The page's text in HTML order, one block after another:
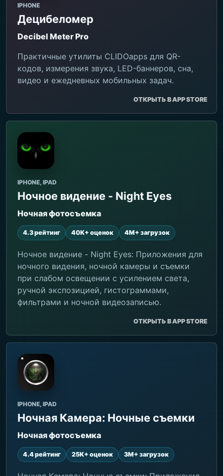
IPHONE
Децибеломер
Decibel Meter Pro
Практичные утилиты CLIDOapps для QR-
кодов, измерения звука, LED-баннеров, сна,
видео и ежедневных мобильных задач.
ОТКРЫТЬ В APP STORE
IPHONE, IPAD
Ночное видение - Night Eyes
Ночная фотосъемка
4.3 рейтинг 40K+ оценок 4M+ загрузок
Ночное видение - Night Eyes: Приложения для
ночного видения, ночной камеры и съемки
при слабом освещении с усилением света,
ручной экспозицией, гистограммами,
фильтрами и ночной видеозаписью.
ОТКРЫТЬ В APP STORE
IPHONE, IPAD
Ночная Камера: Ночные съемки
Ночная фотосъемка
4.4 рейтинг 25K+ оценок 3M+ загрузок